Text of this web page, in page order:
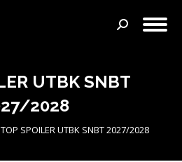
Search:
UTBK SNBT
2028
TOP SPOILER UTBK SNBT 2027/2028